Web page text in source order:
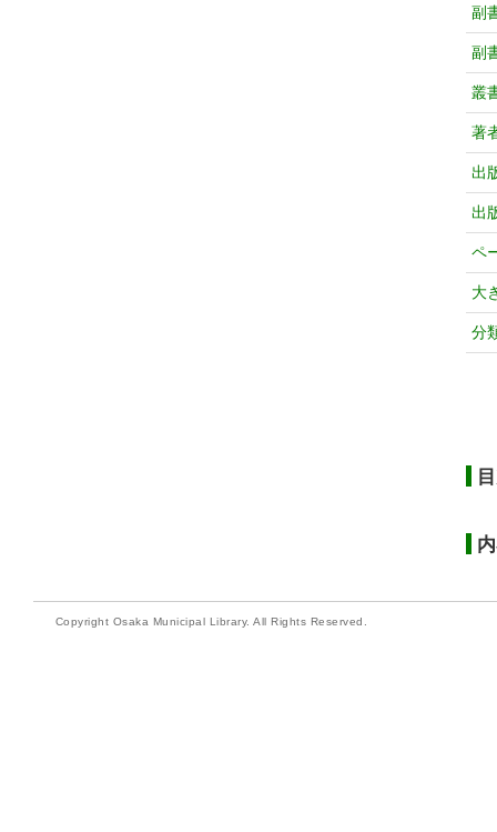
副
副
叢
著
出
出
ペ
大
分
Copyright Osaka Municipal Library. All Rights Reserved.